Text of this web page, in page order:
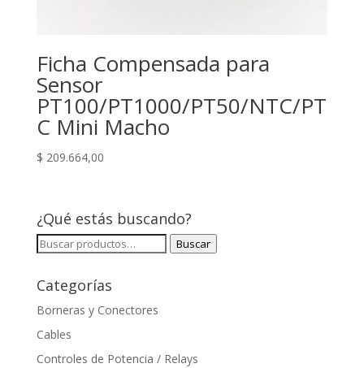
Ficha Compensada para
Sensor
PT100/PT1000/PT50/NTC/PT
C Mini Macho
$ 209.664,00
¿Qué estás buscando?
Buscar
Buscar
Categorías
Borneras y Conectores
Cables
Controles de Potencia / Relays